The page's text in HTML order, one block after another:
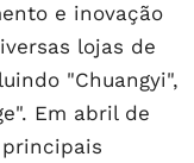
e inovação
lojas de
"Chuangyi",
Em abril de